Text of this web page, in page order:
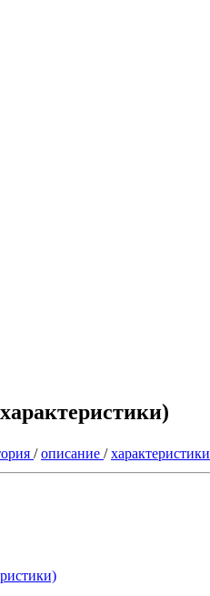
/описание /характеристики